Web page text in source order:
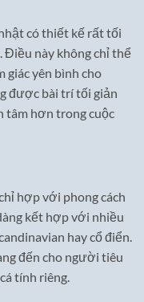
có thiết kế rất tối
này không chỉ thể
giác yên bình cho
được bài trí tối giản
tâm hơn trong cuộc
hợp với phong cách
kết hợp với nhiều
hay cổ điển.
đến cho người tiêu
tính riêng.